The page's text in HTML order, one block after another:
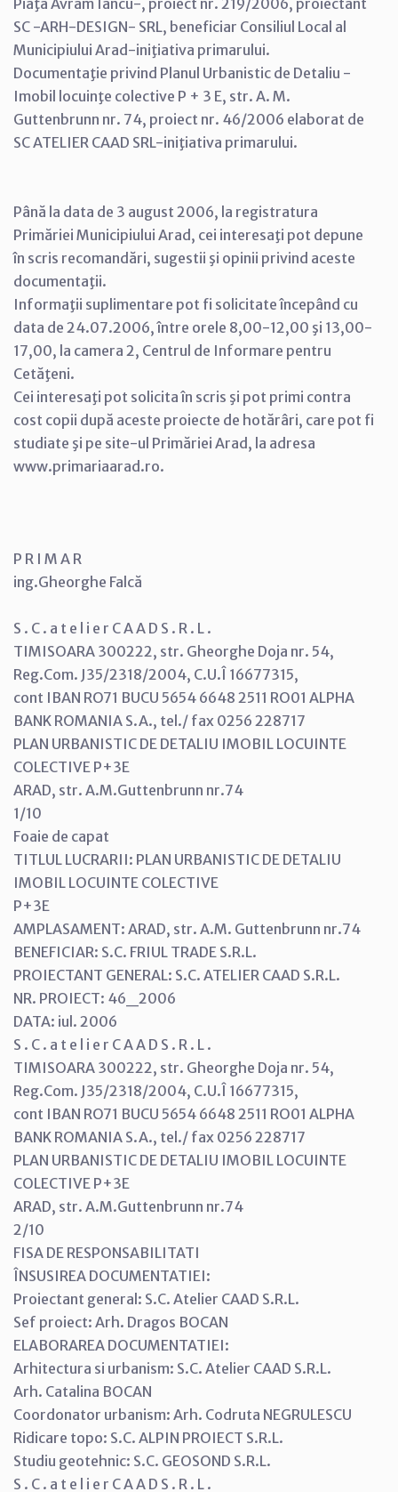
SC -ARH-DESIGN- SRL, beneficiar Consiliul Local al
Municipiului Arad-iniţiativa primarului.
Documentaţie privind Planul Urbanistic de Detaliu -
Imobil locuinţe colective P + 3 E, str. A. M.
Guttenbrunn nr. 74, proiect nr. 46/2006 elaborat de
SC ATELIER CAAD SRL-iniţiativa primarului.
Până la data de 3 august 2006, la registratura
Primăriei Municipiului Arad, cei interesaţi pot depune
în scris recomandări, sugestii şi opinii privind aceste
documentaţii.
Informaţii suplimentare pot fi solicitate începând cu
data de 24.07.2006, între orele 8,00-12,00 şi 13,00-
17,00, la camera 2, Centrul de Informare pentru
Cetăţeni.
Cei interesaţi pot solicita în scris şi pot primi contra
cost copii după aceste proiecte de hotărâri, care pot fi
studiate şi pe site-ul Primăriei Arad, la adresa
www.primariaarad.ro.
P R I M A R
ing.Gheorghe Falcă
S . C . a t e l i e r C A A D S . R . L .
TIMISOARA 300222, str. Gheorghe Doja nr. 54,
Reg.Com. J35/2318/2004, C.U.Î 16677315,
cont IBAN RO71 BUCU 5654 6648 2511 RO01 ALPHA
BANK ROMANIA S.A., tel./ fax 0256 228717
PLAN URBANISTIC DE DETALIU IMOBIL LOCUINTE
COLECTIVE P+3E
ARAD, str. A.M.Guttenbrunn nr.74
1/10
Foaie de capat
TITLUL LUCRARII: PLAN URBANISTIC DE DETALIU
IMOBIL LOCUINTE COLECTIVE
P+3E
AMPLASAMENT: ARAD, str. A.M. Guttenbrunn nr.74
BENEFICIAR: S.C. FRIUL TRADE S.R.L.
PROIECTANT GENERAL: S.C. ATELIER CAAD S.R.L.
NR. PROIECT: 46_2006
DATA: iul. 2006
S . C . a t e l i e r C A A D S . R . L .
TIMISOARA 300222, str. Gheorghe Doja nr. 54,
Reg.Com. J35/2318/2004, C.U.Î 16677315,
cont IBAN RO71 BUCU 5654 6648 2511 RO01 ALPHA
BANK ROMANIA S.A., tel./ fax 0256 228717
PLAN URBANISTIC DE DETALIU IMOBIL LOCUINTE
COLECTIVE P+3E
ARAD, str. A.M.Guttenbrunn nr.74
2/10
FISA DE RESPONSABILITATI
ÎNSUSIREA DOCUMENTATIEI:
Proiectant general: S.C. Atelier CAAD S.R.L.
Sef proiect: Arh. Dragos BOCAN
ELABORAREA DOCUMENTATIEI:
Arhitectura si urbanism: S.C. Atelier CAAD S.R.L.
Arh. Catalina BOCAN
Coordonator urbanism: Arh. Codruta NEGRULESCU
Ridicare topo: S.C. ALPIN PROIECT S.R.L.
Studiu geotehnic: S.C. GEOSOND S.R.L.
S . C . a t e l i e r C A A D S . R . L .